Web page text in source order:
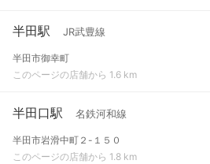
半田駅 JR武豊線
半田市御幸町
このページの店舗から 1.6 km
半田口駅 名鉄河和線
半田市岩滑中町２-１５０
このページの店舗から 1.8 km